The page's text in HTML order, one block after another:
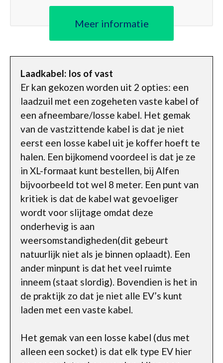
Meer informatie
Laadkabel: los of vast
Er kan gekozen worden uit 2 opties: een
laadzuil met een zogeheten vaste kabel of
een afneembare/losse kabel. Het gemak
van de vastzittende kabel is dat je niet
eerst een losse kabel uit je koffer hoeft te
halen. Een bijkomend voordeel is dat je ze
in XL-formaat kunt bestellen, bij Alfen
bijvoorbeeld tot wel 8 meter. Een punt van
kritiek is dat de kabel wat gevoeliger
wordt voor slijtage omdat deze
onderhevig is aan
weersomstandigheden(dit gebeurt
natuurlijk niet als je binnen oplaadt). Een
ander minpunt is dat het veel ruimte
inneem (staat slordig). Bovendien is het in
de praktijk zo dat je niet alle EV’s kunt
laden met een vaste kabel.
Het gemak van een losse kabel (dus met
alleen een socket) is dat elk type EV hier